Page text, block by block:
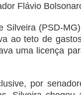
Flávio
Silveira (PSD-
ao teto de
uma licença
por